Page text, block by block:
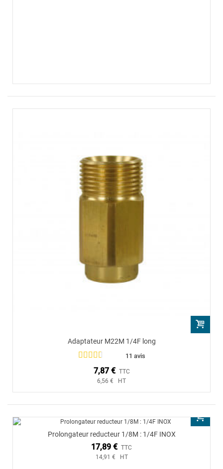
Adaptateur M22M 1/4F long
11 avis
7,87 € TTC
6,56 € HT
Prolongateur reducteur 1/8M : 1/4F INOX
17,89 € TTC
14,91 € HT